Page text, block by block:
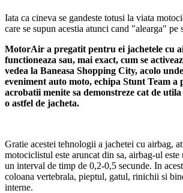
Iata ca cineva se gandeste totusi la viata
care se supun acestia atunci cand "alearga" pe
MotorAir a pregatit pentru ei jachetele cu
functioneaza sau, mai exact, cum se
vedea la Baneasa Shopping City, acolo
eveniment auto moto, echipa Stunt Team
acrobatii menite sa demonstreze cat de
o astfel de jacheta.
Gratie acestei tehnologii a jachetei cu airbag,
motociclistul este aruncat din sa, airbag-ul
un interval de timp de 0,2-0,5 secunde. In
coloana vertebrala, pieptul, gatul, rinichii si
interne.